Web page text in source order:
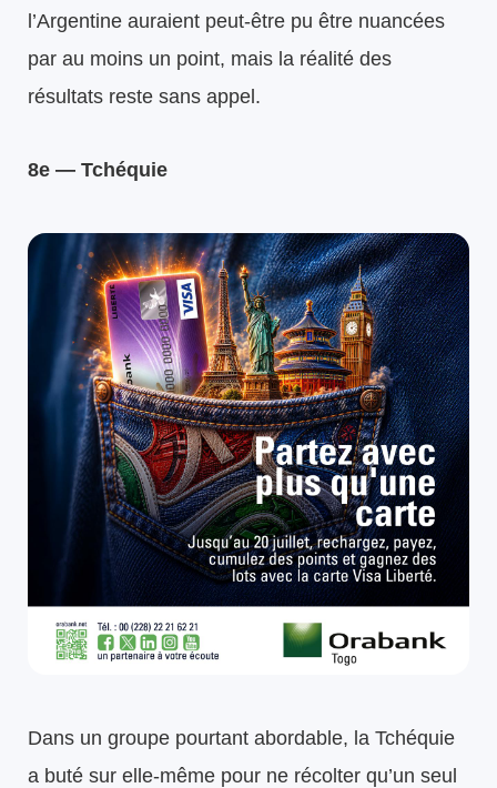
l’Argentine auraient peut-être pu être nuancées
par au moins un point, mais la réalité des
résultats reste sans appel.
8e — Tchéquie
Dans un groupe pourtant abordable, la Tchéquie
a buté sur elle-même pour ne récolter qu’un seul